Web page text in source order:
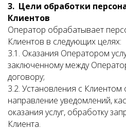
3. Цели обработки
Клиентов
Оператор обрабатывает
Клиентов в следующих целях:
3.1. Оказания Оператором
заключенному между
договору;
3.2. Установления с
направление уведомлений,
оказания услуг, обработку
Клиента.